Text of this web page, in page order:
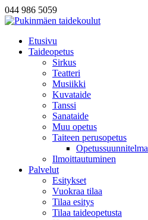
044 986 5059
Etusivu
Taideopetus
Sirkus
Teatteri
Musiikki
Kuvataide
Tanssi
Sanataide
Muu opetus
Taiteen perusopetus
Opetussuunnitelma
Ilmoittautuminen
Palvelut
Esitykset
Vuokraa tilaa
Tilaa esitys
Tilaa taideopetusta